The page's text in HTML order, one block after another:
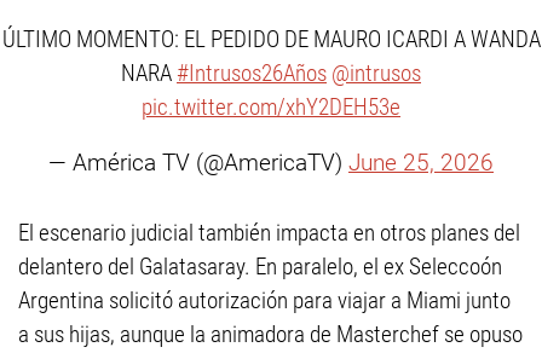
ÚLTIMO MOMENTO: EL PEDIDO DE MAURO ICARDI A WANDA
NARA #Intrusos26Años @intrusos
pic.twitter.com/xhY2DEH53e
— América TV (@AmericaTV) June 25, 2026
El escenario judicial también impacta en otros planes del
delantero del Galatasaray. En paralelo, el ex Seleccoón
Argentina solicitó autorización para viajar a Miami junto
a sus hijas, aunque la animadora de Masterchef se opuso